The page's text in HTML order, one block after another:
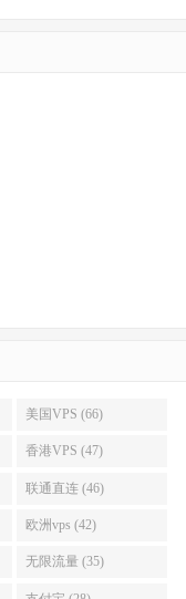
美国VPS (66)
香港VPS (47)
联通直连 (46)
欧洲vps (42)
无限流量 (35)